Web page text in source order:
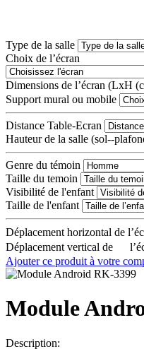
Type de la salle
Choix de l’écran
Dimensions de l’écran (LxH
Support mural ou mobile
Distance Table-Ecran
Hauteur de la salle (sol--
Genre du témoin
Taille du temoin
Visibilité de l'enfant
Taille de l'enfant
Déplacement horizontal de
Déplacement vertical de
Ajouter ce produit à votre
Module
Description: